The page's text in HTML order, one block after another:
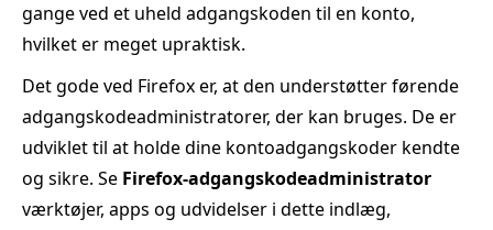
gange ved et uheld adgangskoden til en konto,
hvilket er meget upraktisk.
Det gode ved Firefox er, at den understøtter førende
adgangskodeadministratorer, der kan bruges. De er
udviklet til at holde dine kontoadgangskoder kendte
og sikre. Se Firefox-adgangskodeadministrator
værktøjer, apps og udvidelser i dette indlæg,